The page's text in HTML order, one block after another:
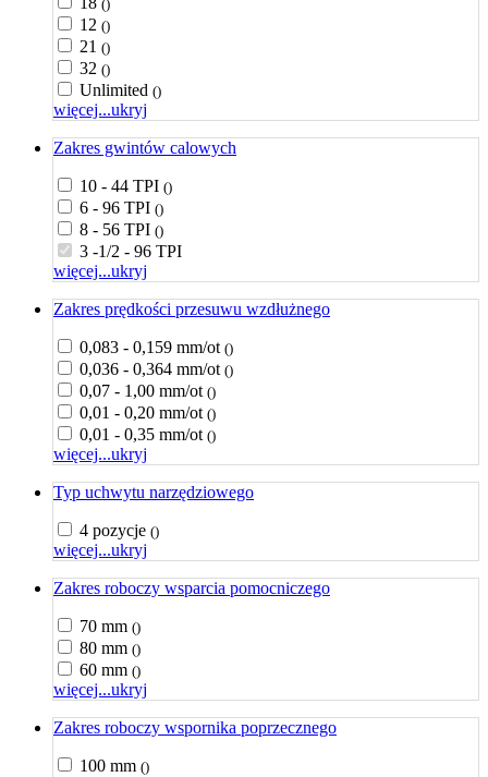
()
12 ()
21 ()
32 ()
Unlimited ()
więcej...ukryj
Zakres gwintów calowych
10 - 44 TPI ()
6 - 96 TPI ()
8 - 56 TPI ()
3 -1/2 - 96 TPI
więcej...ukryj
Zakres prędkości przesuwu wzdłużnego
0,083 - 0,159 mm/ot ()
0,036 - 0,364 mm/ot ()
0,07 - 1,00 mm/ot ()
0,01 - 0,20 mm/ot ()
0,01 - 0,35 mm/ot ()
więcej...ukryj
Typ uchwytu narzędziowego
4 pozycje ()
więcej...ukryj
Zakres roboczy wsparcia pomocniczego
70 mm ()
80 mm ()
60 mm ()
więcej...ukryj
Zakres roboczy wspornika poprzecznego
100 mm ()